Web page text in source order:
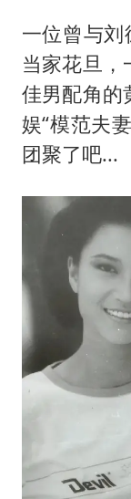
一位曾与刘
当家花旦，
佳男配角的
娱“模范夫
团聚了吧...